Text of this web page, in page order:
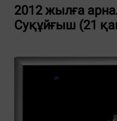
2012 жылға
Суқұйғыш (21